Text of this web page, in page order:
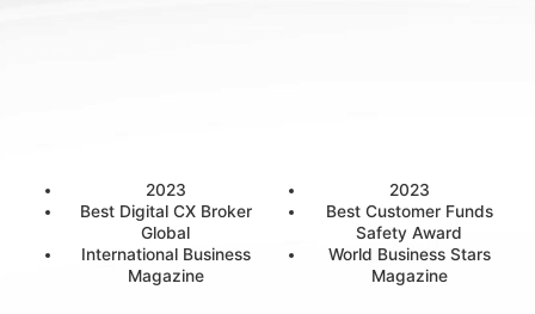
2023
Best Digital CX Broker
Global
International Business
Magazine
2023
Best Customer Funds
Safety Award
World Business Stars
Magazine